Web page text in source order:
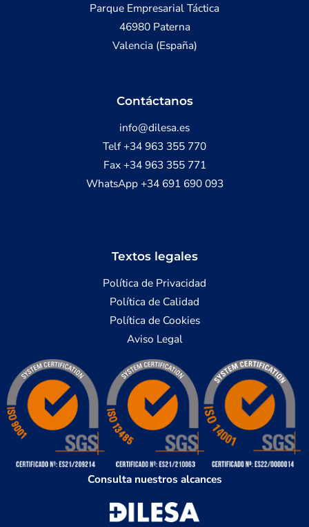
Parque Empresarial Táctica
46980 Paterna
Valencia (España)
Contáctanos
info@dilesa.es
Telf +34 963 355 770
Fax +34 963 355 771
WhatsApp +34 691 690 093
Textos legales
Política de Privacidad
Política de Calidad
Política de Cookies
Aviso Legal
Consulta nuestros alcances